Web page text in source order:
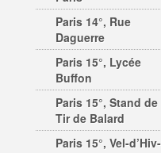
Paris 14°, Rue
Daguerre
Paris 15°, Lycée
Buffon
Paris 15°, Stand de
Tir de Balard
Paris 15°, Vel-d’Hiv-